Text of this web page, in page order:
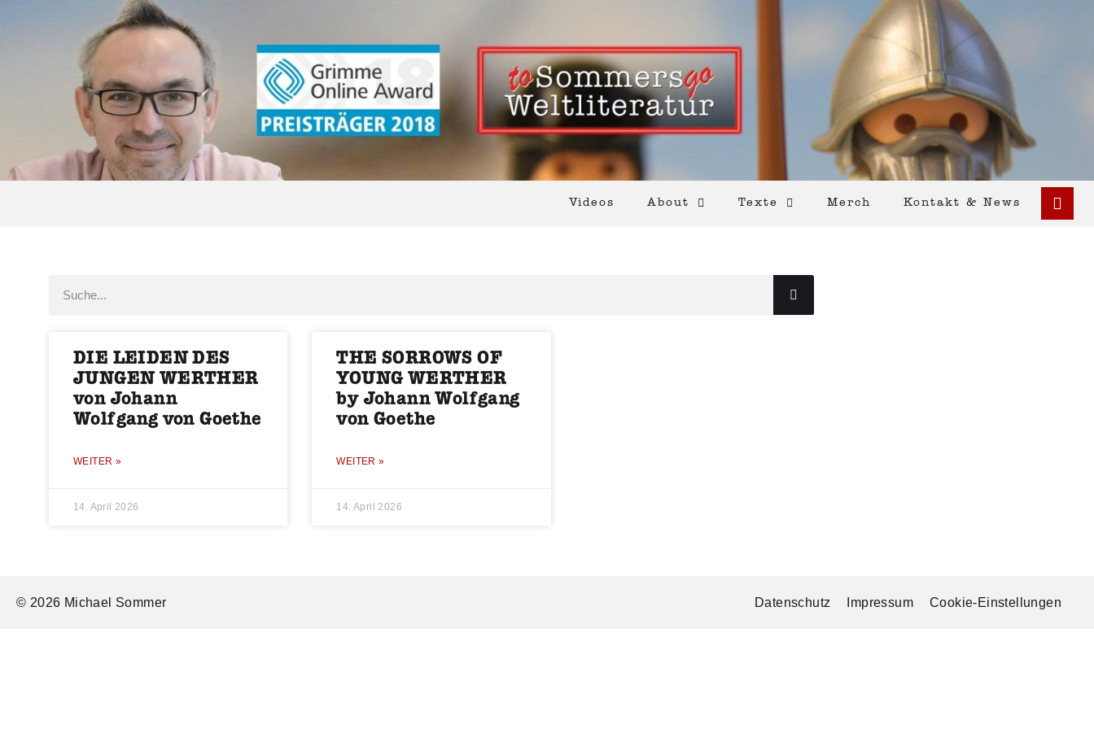
Videos About Texte Merch Kontakt & News
DIE LEIDEN DES
JUNGEN WERTHER
von Johann
Wolfgang von Goethe
WEITER »
14. April 2026
THE SORROWS OF
YOUNG WERTHER
by Johann Wolfgang
von Goethe
WEITER »
14. April 2026
© 2026 Michael Sommer Datenschutz Impressum Cookie-Einstellungen